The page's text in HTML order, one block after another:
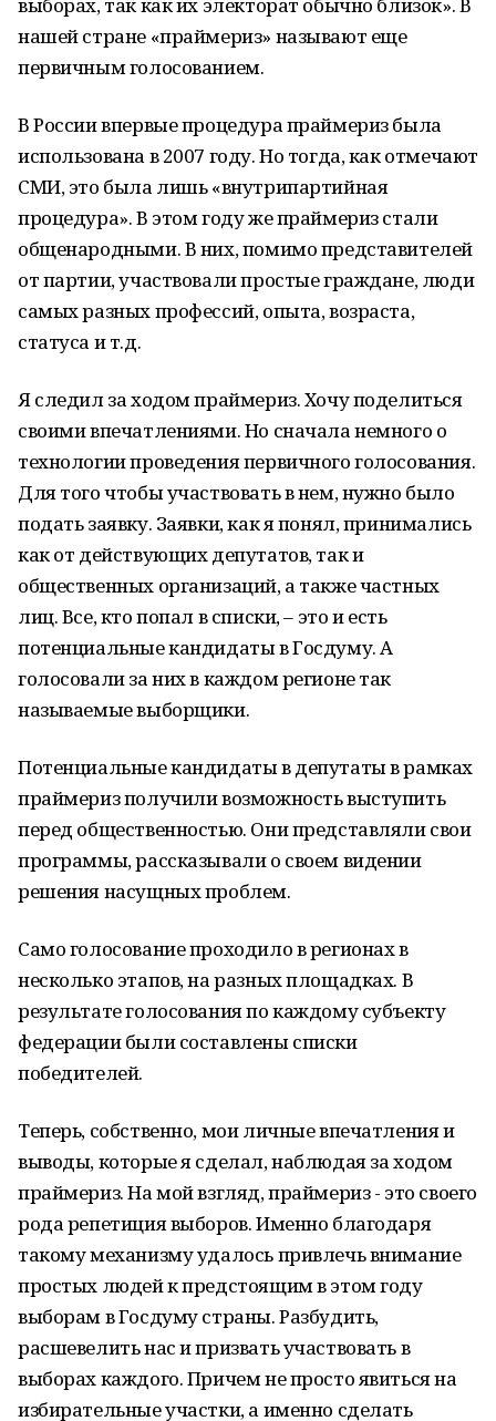
нашей стране «праймериз» называют еще
первичным голосованием.
В России впервые процедура праймериз была
использована в 2007 году. Но тогда, как отмечают
СМИ, это была лишь «внутрипартийная
процедура». В этом году же праймериз стали
общенародными. В них, помимо представителей
от партии, участвовали простые граждане, люди
самых разных профессий, опыта, возраста,
статуса и т.д.
Я следил за ходом праймериз. Хочу поделиться
своими впечатлениями. Но сначала немного о
технологии проведения первичного голосования.
Для того чтобы участвовать в нем, нужно было
подать заявку. Заявки, как я понял, принимались
как от действующих депутатов, так и
общественных организаций, а также частных
лиц. Все, кто попал в списки, – это и есть
потенциальные кандидаты в Госдуму. А
голосовали за них в каждом регионе так
называемые выборщики.
Потенциальные кандидаты в депутаты в рамках
праймериз получили возможность выступить
перед общественностью. Они представляли свои
программы, рассказывали о своем видении
решения насущных проблем.
Само голосование проходило в регионах в
несколько этапов, на разных площадках. В
результате голосования по каждому субъекту
федерации были составлены списки
победителей.
Теперь, собственно, мои личные впечатления и
выводы, которые я сделал, наблюдая за ходом
праймериз. На мой взгляд, праймериз - это своего
рода репетиция выборов. Именно благодаря
такому механизму удалось привлечь внимание
простых людей к предстоящим в этом году
выборам в Госдуму страны. Разбудить,
расшевелить нас и призвать участвовать в
выборах каждого. Причем не просто явиться на
избирательные участки, а именно сделать